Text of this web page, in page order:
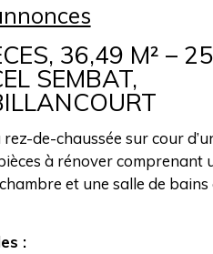
36,49 M² –
SEMBAT,
de-chaussée sur cour
à rénover comprenant
et une salle de bains
: